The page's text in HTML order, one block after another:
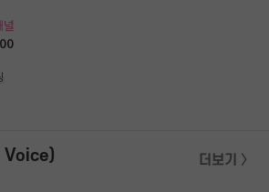
Voice) 더보기 〉